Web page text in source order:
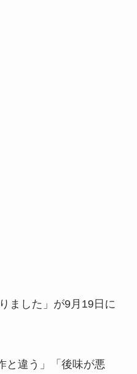
ました」が9月19日に
と違う」「後味が悪